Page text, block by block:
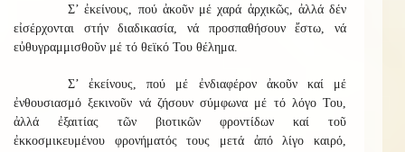
Σ’ ἐκείνους, πού ἀκοῦν μέ χαρά ἀρχικῶς, ἀλλά δέν
εἰσέρχονται στήν διαδικασία, νά προσπαθήσουν ἔστω, νά
εὐθυγραμμισθοῦν μέ τό θεϊκό Του θέλημα.
Σ’ ἐκείνους, πού μέ ἐνδιαφέρον ἀκοῦν καί μέ
ἐνθουσιασμό ξεκινοῦν νά ζήσουν σύμφωνα μέ τό λόγο Του,
ἀλλά ἐξαιτίας τῶν βιοτικῶν φροντίδων καί τοῦ
ἐκκοσμικευμένου φρονήματός τους μετά ἀπό λίγο καιρό,